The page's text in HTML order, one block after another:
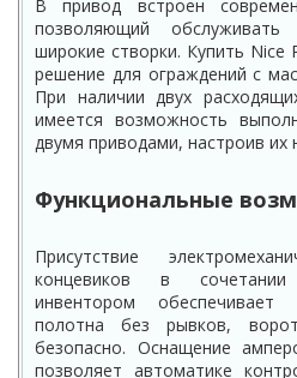
В привод встроен
позволяющий
широкие створки. Купить Nice
решение для ограждений с
При наличии двух
имеется возможность
двумя приводами, настроив их
Функциональные
Присутствие
концевиков в
инвентором обеспечивает
полотна без рывков,
безопасно. Оснащение
позволяет автоматике